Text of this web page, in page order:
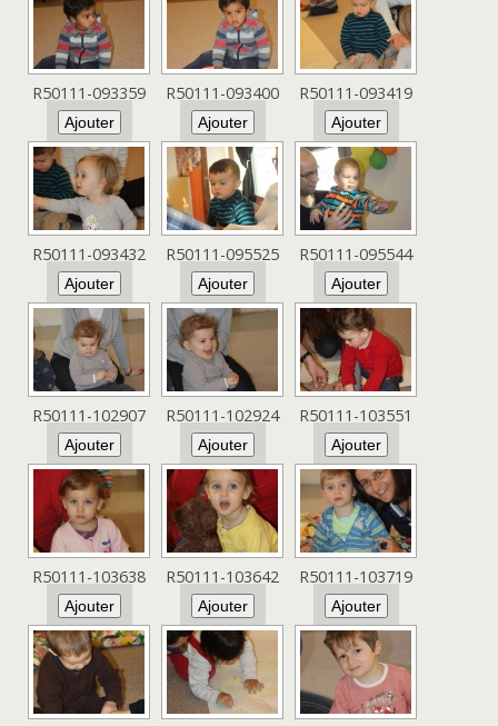
R50111-093359 R50111-093400 R50111-093419
R50111-093432 R50111-095525 R50111-095544
R50111-102907 R50111-102924 R50111-103551
R50111-103638 R50111-103642 R50111-103719